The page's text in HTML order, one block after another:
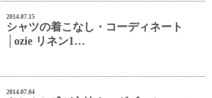
2014.07.15
シャツの着こなし・コーディネート
│ozie リネン1…
2014.07.04